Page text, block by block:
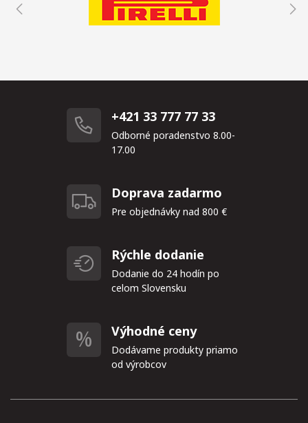
+421 33 777 77 33
Odborné poradenstvo 8.00-
17.00
Doprava zadarmo
Pre objednávky nad 800 €
Rýchle dodanie
Dodanie do 24 hodín po
celom Slovensku
Výhodné ceny
Dodávame produkty priamo
od výrobcov